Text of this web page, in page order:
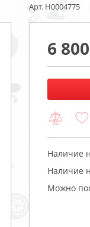
Арт. Н0004775
6 800
Наличие
Наличие
Можно